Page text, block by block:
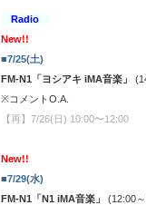
Radio
New!!
■7/25(土)
FM-N1「ヨシアキ iMA音楽 」
※コメントO.A.
【再】7/26(日) 10:00〜12:00
New!!
■7/29(水)
FM-N1「N1 iMA音楽 」 (12:00～